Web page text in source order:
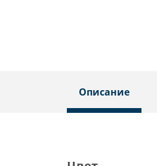
Описание